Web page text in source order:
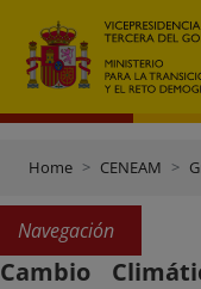
Home CENEAM
Navegación
Cambio